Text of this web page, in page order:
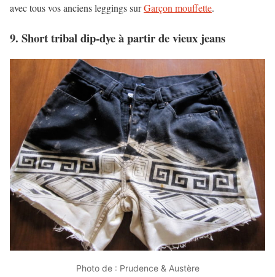
avec tous vos anciens leggings surGarçon mouffette.
9. Short tribal dip-dye à partir de vieux jeans
Photo de : Prudence & Austère